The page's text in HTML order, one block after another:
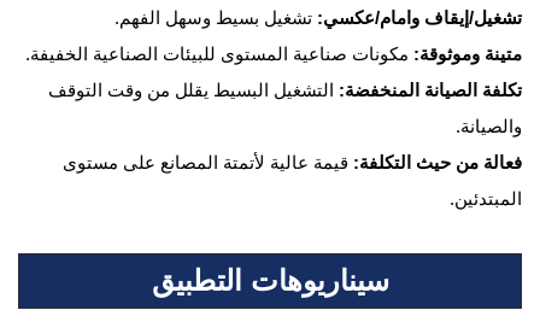
تشغيل/إيقاف وامام/عكسي: تشغيل بسيط وسهل الفهم.
متينة وموثوقة: مكونات صناعية المستوى للبيئات الصناعية الخفيفة.
تكلفة الصيانة المنخفضة: التشغيل البسيط يقلل من وقت التوقف
والصيانة.
فعالة من حيث التكلفة: قيمة عالية لأتمتة المصانع على مستوى
المبتدئين.
سيناريوهات التطبيق